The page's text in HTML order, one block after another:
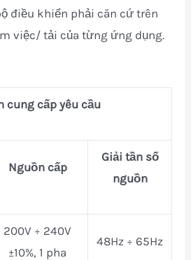
điều khiển phải căn cứ trên
việc/ tải của từng ứng dụng.
cung cấp yêu cầu
Nguồn cấp
Giải tần số
nguồn
200V ÷ 240V
±10%, 1 pha
48Hz ÷ 65Hz